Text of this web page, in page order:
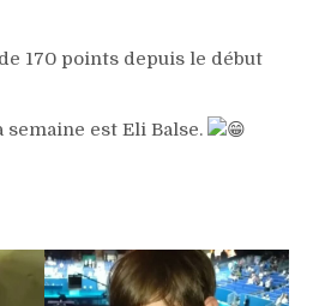
170 points depuis le début
est Eli Balse.